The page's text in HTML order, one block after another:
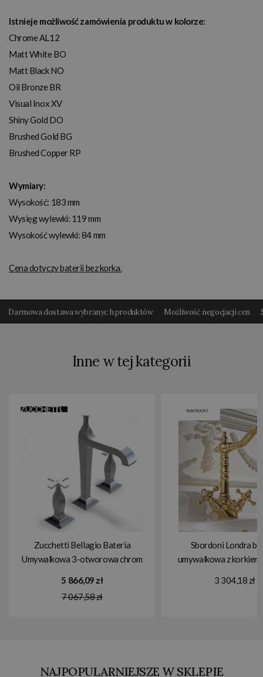
Istnieje możliwość zamówienia produktu w kolorze:
Chrome AL12
Matt White BO
Matt Black NO
Oil Bronze BR
Visual Inox XV
Shiny Gold DO
Brushed Gold BG
Brushed Copper RP
Wymiary:
Wysokość: 183 mm
Wysięg wylewki: 119 mm
Wysokość wylewki: 84 mm
Cena dotyczy baterii bez korka.
Darmowa dostawa wybranyc h produktów Możliwość negocjacji cen
Inne w tej kategorii
Zucchetti Bellagio Bateria
Umywalkowa 3-otworowa chrom
5 866,09 zł
7 067,58 zł
Sbordoni Londra
umywalkowa z korkiem
3 304,18 zł
NAJPOPULARNIEJSZE W SKLEPIE